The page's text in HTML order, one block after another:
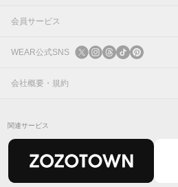
会員サービス
ログイン
新規会員登録
WEAR公式SNS
X
会社概要・規約
関連サービス